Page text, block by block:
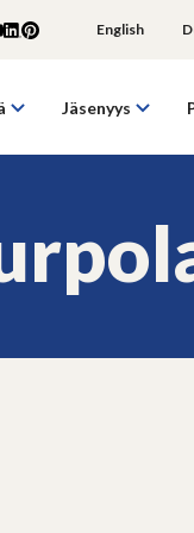
English
Jäsenyys